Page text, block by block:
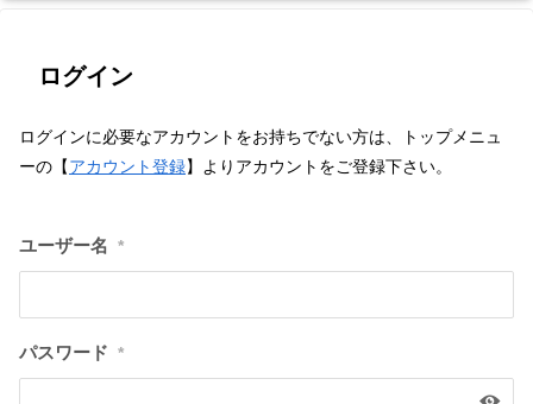
ログイン
ログインに必要なアカウントをお持ちでない方は、トップメニュ
ーの【アカウント登録】よりアカウントをご登録下さい。
ユーザー名 *
パスワード *